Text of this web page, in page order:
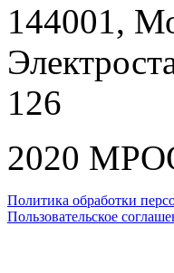
144001,
126
2020
Политика обработки
Пользовательское